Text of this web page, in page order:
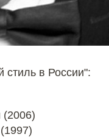
в России":
(2006)